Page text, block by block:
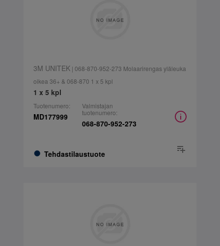
3M UNITEK| 068-870-952-273 Molaarirengas yläleuka
oikea 36+ & 068-870 1 x 5 kpl
1 x 5 kpl
Tuotenumero:
MD177999
Tehdastilaustuote
Valmistajan
tuotenumero:
068-870-952-273